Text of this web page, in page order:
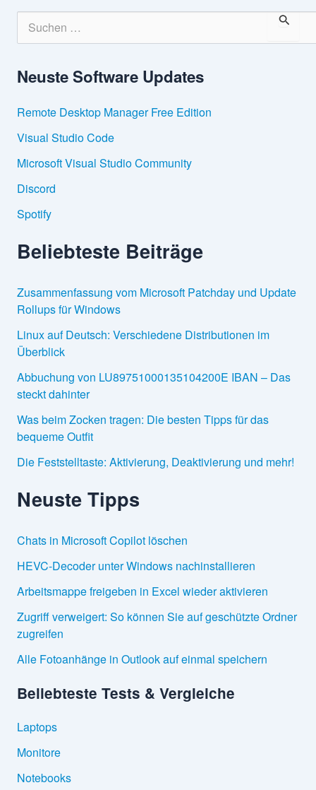
c
e
a
c
h
:
Neuste Software Updates
Remote Desktop Manager Free Edition
Visual Studio Code
Microsoft Visual Studio Community
Discord
Spotify
Beliebteste Beiträge
Zusammenfassung vom Microsoft Patchday und Update
Rollups für Windows
Linux auf Deutsch: Verschiedene Distributionen im
Überblick
Abbuchung von LU89751000135104200E IBAN – Das
steckt dahinter
Was beim Zocken tragen: Die besten Tipps für das
bequeme Outfit
Die Feststelltaste: Aktivierung, Deaktivierung und mehr!
Neuste Tipps
Chats in Microsoft Copilot löschen
HEVC-Decoder unter Windows nachinstallieren
Arbeitsmappe freigeben in Excel wieder aktivieren
Zugriff verweigert: So können Sie auf geschützte Ordner
zugreifen
Alle Fotoanhänge in Outlook auf einmal speichern
Beliebteste Tests & Vergleiche
Laptops
Monitore
Notebooks